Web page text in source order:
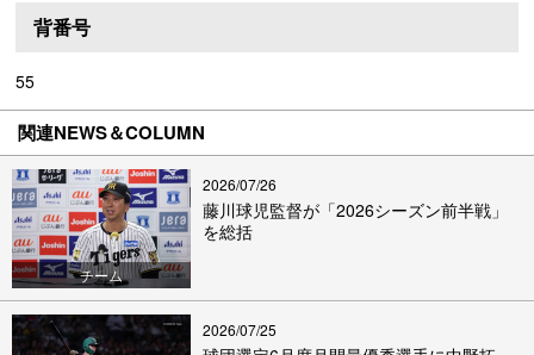
背番号
55
関連NEWS＆COLUMN
チーム
2026/07/26
藤川球児監督が「2026シーズン前半戦」
を総括
2026/07/25